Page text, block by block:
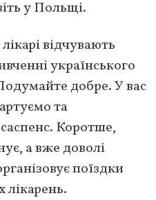
у Польщі.
відчувають
українського
добре. У вас
та
Коротше,
а вже доволі
поїздки
лікарень.